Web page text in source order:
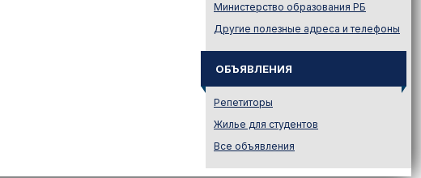
только
Подготовительные курсы
Подготовка к ЦЭ и ЦТ.
Репетиторы
Поступление в вузы
Поступление в колледжи
Профориентация
Проходные баллы в вузах
Беларуси
Министерство образования РБ
Другие полезные адреса и телефоны
ОБЪЯВЛЕНИЯ
Репетиторы
Жилье для студентов
Все объявления